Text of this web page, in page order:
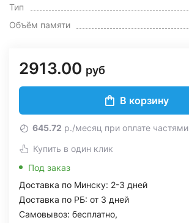
Тип
Объём памяти
2913.00 руб
В корзину
645.72 р./месяц при оплате частями
Купить в один клик
Под заказ
Доставка по Минску: 2-3 дней
Доставка по РБ: от 3 дней
Самовывоз: бесплатно,